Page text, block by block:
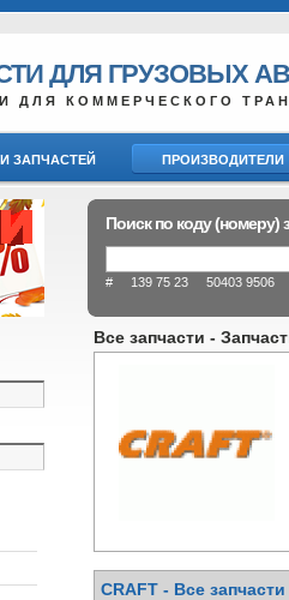
ДЛЯ ГРУЗОВЫХ
ДЛЯ КОММЕРЧЕСКОГО
ЗАПЧАСТЕЙ ПРОИЗВОДИТЕЛИ
Поиск по коду (номеру)
# 139 75 23 50403 9506
Все запчасти -
CRAFT - Все